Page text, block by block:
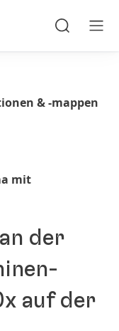
& -mappen
mit
der
auf der